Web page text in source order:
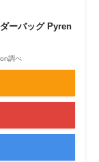
ーバッグ Pyren
調べ